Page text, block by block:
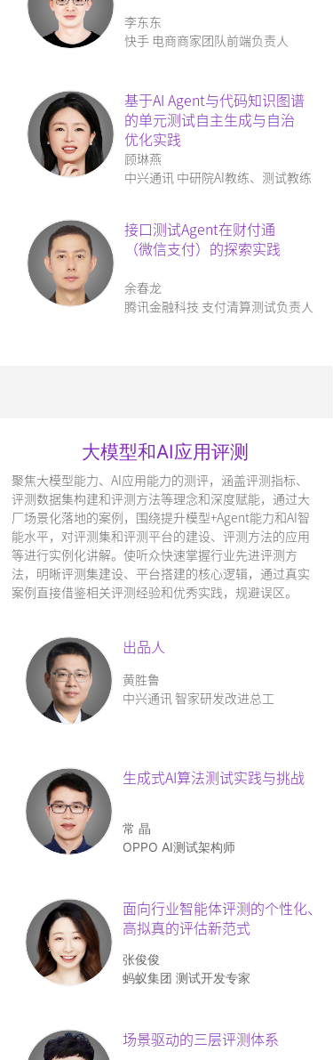
李东东
快手 电商商家团队前端负责人
基于AI Agent与代码知识图谱
的单元测试自主生成与自治
优化实践
顾琳燕
中兴通讯 中研院AI教练、测试教练
接口测试Agent在财付通
（微信支付）的探索实践
余春龙
腾讯金融科技 支付清算测试负责人
大模型和AI应用评测
聚焦大模型能力、AI应用能力的测评，涵盖评测指标、
评测数据集构建和评测方法等理念和深度赋能，通过大
厂场景化落地的案例，围绕提升模型+Agent能力和AI智
能水平，对评测集和评测平台的建设、评测方法的应用
等进行实例化讲解。使听众快速掌握行业先进评测方
法，明晰评测集建设、平台搭建的核心逻辑，通过真实
案例直接借鉴相关评测经验和优秀实践，规避误区。
出品人
黄胜鲁
中兴通讯 智家研发改进总工
生成式AI算法测试实践与挑战
常 晶
OPPO AI测试架构师
面向行业智能体评测的个性化、
高拟真的评估新范式
张俊俊
蚂蚁集团 测试开发专家
场景驱动的三层评测体系